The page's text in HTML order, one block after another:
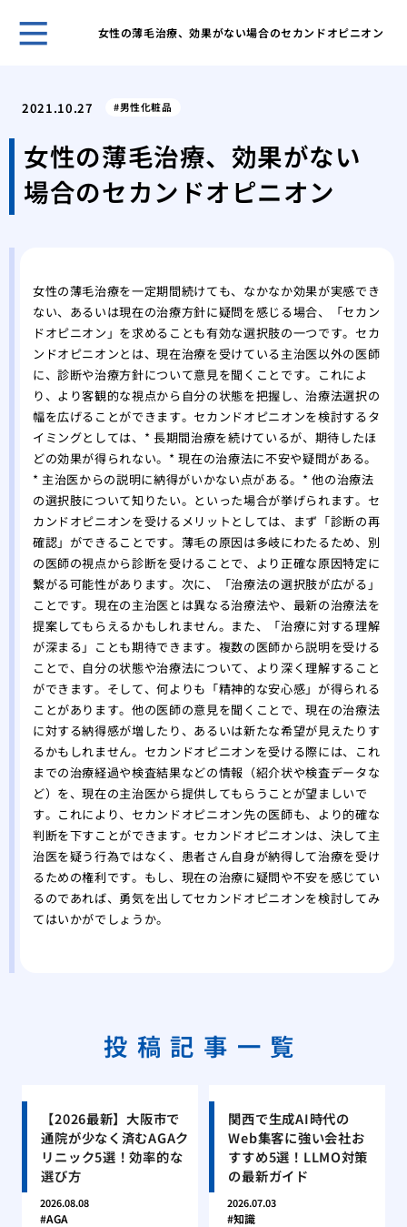
女性の薄毛治療、効果がない場合のセカンドオピニオン
肌
ケ
脱
薄
薄
を
自
薄
院
夏
する
有
る方
あ
の
大阪
リ
版
専
2021.10.27 男性化粧品
女性の薄毛治療、効果がない
場合のセカンドオピニオン
女性の薄毛治療を一定期間続けても、なかなか効果が実感でき
ない、あるいは現在の治療方針に疑問を感じる場合、「セカン
ドオピニオン」を求めることも有効な選択肢の一つです。セカ
ンドオピニオンとは、現在治療を受けている主治医以外の医師
に、診断や治療方針について意見を聞くことです。これによ
り、より客観的な視点から自分の状態を把握し、治療法選択の
幅を広げることができます。セカンドオピニオンを検討するタ
イミングとしては、* 長期間治療を続けているが、期待したほ
どの効果が得られない。* 現在の治療法に不安や疑問がある。
* 主治医からの説明に納得がいかない点がある。* 他の治療法
の選択肢について知りたい。といった場合が挙げられます。セ
カンドオピニオンを受けるメリットとしては、まず「診断の再
確認」ができることです。薄毛の原因は多岐にわたるため、別
の医師の視点から診断を受けることで、より正確な原因特定に
繋がる可能性があります。次に、「治療法の選択肢が広がる」
ことです。現在の主治医とは異なる治療法や、最新の治療法を
提案してもらえるかもしれません。また、「治療に対する理解
が深まる」ことも期待できます。複数の医師から説明を受ける
ことで、自分の状態や治療法について、より深く理解すること
ができます。そして、何よりも「精神的な安心感」が得られる
ことがあります。他の医師の意見を聞くことで、現在の治療法
に対する納得感が増したり、あるいは新たな希望が見えたりす
るかもしれません。セカンドオピニオンを受ける際には、これ
までの治療経過や検査結果などの情報（紹介状や検査データな
ど）を、現在の主治医から提供してもらうことが望ましいで
す。これにより、セカンドオピニオン先の医師も、より的確な
判断を下すことができます。セカンドオピニオンは、決して主
治医を疑う行為ではなく、患者さん自身が納得して治療を受け
るための権利です。もし、現在の治療に疑問や不安を感じてい
るのであれば、勇気を出してセカンドオピニオンを検討してみ
てはいかがでしょうか。
投稿記事一覧
【2026最新】大阪市で
通院が少なく済むAGAク
リニック5選！効率的な
選び方
2026.08.08
AGA
関西で生成AI時代の
Web集客に強い会社お
すすめ5選！LLMO対策
の最新ガイド
2026.07.03
知識